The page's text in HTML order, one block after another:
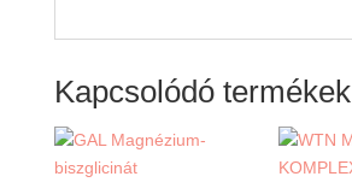
Kapcsolódó termékek